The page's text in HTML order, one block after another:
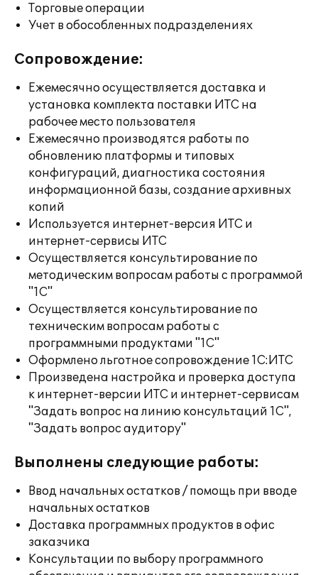
Торговые операции
Учет в обособленных подразделениях
Сопровождение:
Ежемесячно осуществляется доставка и
установка комплекта поставки ИТС на
рабочее место пользователя
Ежемесячно производятся работы по
обновлению платформы и типовых
конфигураций, диагностика состояния
информационной базы, создание архивных
копий
Используется интернет-версия ИТС и
интернет-сервисы ИТС
Осуществляется консультирование по
методическим вопросам работы с программой
"1С"
Осуществляется консультирование по
техническим вопросам работы с
программными продуктами "1С"
Оформлено льготное сопровождение 1С:ИТС
Произведена настройка и проверка доступа
к интернет-версии ИТС и интернет-сервисам
"Задать вопрос на линию консультаций 1С",
"Задать вопрос аудитору"
Выполнены следующие работы:
Ввод начальных остатков / помощь при вводе
начальных остатков
Доставка программных продуктов в офис
заказчика
Консультации по выбору программного